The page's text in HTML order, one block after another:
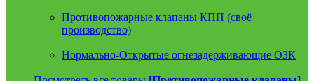
Противопожарные клапаны КПП (своё
производство)
Нормально-Открытые огнезадерживающие ОЗК